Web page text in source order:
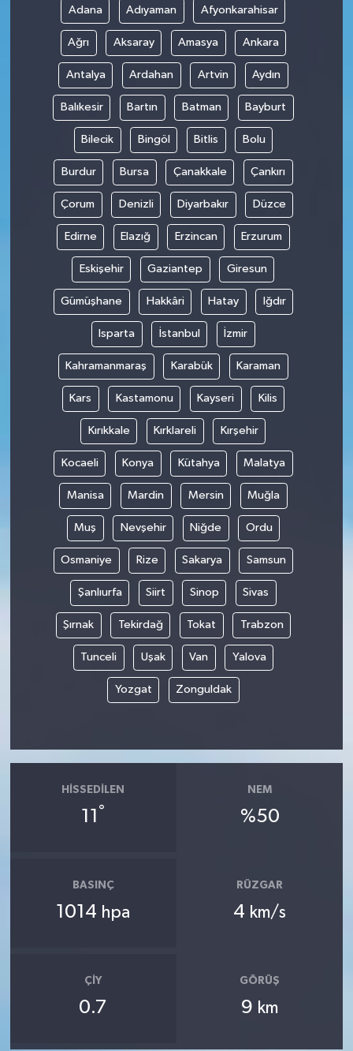
Adana Adıyaman Afyonkarahisar
Ağrı Aksaray Amasya Ankara
Antalya Ardahan Artvin Aydın
Balıkesir Bartın Batman Bayburt
Bilecik Bingöl Bitlis Bolu
Burdur Bursa Çanakkale Çankırı
Çorum Denizli Diyarbakır Düzce
Edirne Elazığ Erzincan Erzurum
Eskişehir Gaziantep Giresun
Gümüşhane Hakkâri Hatay Iğdır
Isparta İstanbul İzmir
Kahramanmaraş Karabük Karaman
Kars Kastamonu Kayseri Kilis
Kırıkkale Kırklareli Kırşehir
Kocaeli Konya Kütahya Malatya
Manisa Mardin Mersin Muğla
Muş Nevşehir Niğde Ordu
Osmaniye Rize Sakarya Samsun
Şanlıurfa Siirt Sinop Sivas
Şırnak Tekirdağ Tokat Trabzon
Tunceli Uşak Van Yalova
Yozgat Zonguldak
HISSEDILEN
11 °
NEM
%50
BASINÇ
1014 hpa
RÜZGAR
4 km/s
ÇIY
0.7
GÖRÜŞ
9 km